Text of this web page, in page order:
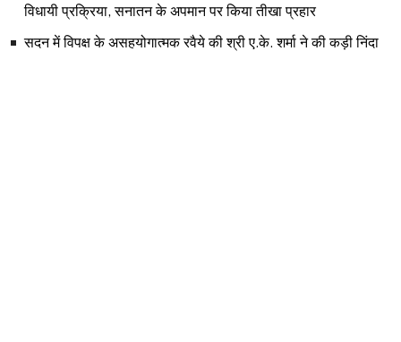
विधायी प्रक्रिया, सनातन के अपमान पर किया तीखा प्रहार
सदन में विपक्ष के असहयोगात्मक रवैये की श्री ए.के. शर्मा ने की कड़ी निंदा